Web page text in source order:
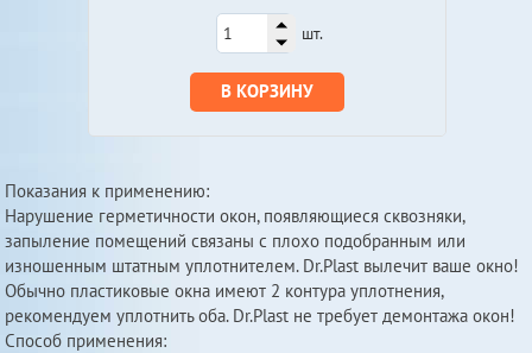
шт.
В КОРЗИНУ
Показания к применению:
Нарушение герметичности окон, появляющиеся сквозняки,
запыление помещений связаны с плохо подобранным или
изношенным штатным уплотнителем. Dr.Plast вылечит ваше окно!
Обычно пластиковые окна имеют 2 контура уплотнения,
рекомендуем уплотнить оба. Dr.Plast не требует демонтажа окон!
Способ применения: